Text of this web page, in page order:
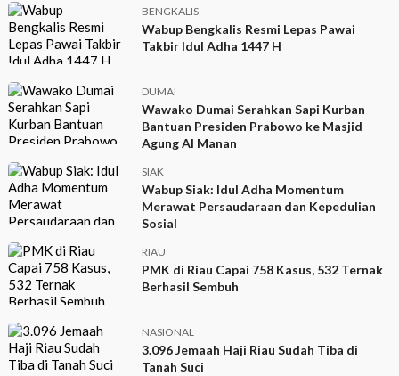
BENGKALIS
Wabup Bengkalis Resmi Lepas Pawai
Takbir Idul Adha 1447 H
DUMAI
Wawako Dumai Serahkan Sapi Kurban
Bantuan Presiden Prabowo ke Masjid
Agung Al Manan
SIAK
Wabup Siak: Idul Adha Momentum
Merawat Persaudaraan dan Kepedulian
Sosial
RIAU
PMK di Riau Capai 758 Kasus, 532 Ternak
Berhasil Sembuh
NASIONAL
3.096 Jemaah Haji Riau Sudah Tiba di
Tanah Suci